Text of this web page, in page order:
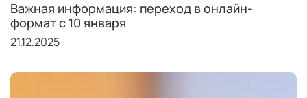
Важная информация: переход в онлайн-
формат с 10 января
21.12.2025